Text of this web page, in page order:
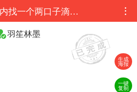
生成
海报
一键
复制
广东省内找一个两口子滴尕饭馆，有想转的老板联系176****6446 ...
羽笙林墨